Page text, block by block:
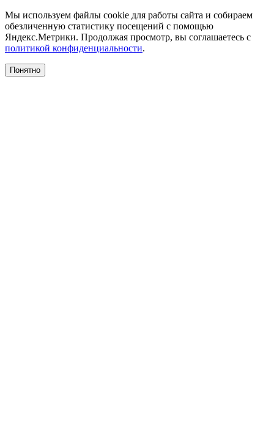
Мы используем файлы cookie для работы сайта и собираем
обезличенную статистику посещений с помощью
Яндекс.Метрики. Продолжая просмотр, вы соглашаетесь с
политикой конфиденциальности.
Понятно